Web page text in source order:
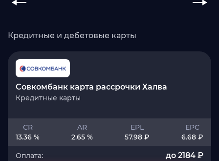
Кредитные и дебетовые карты
Совкомбанк карта рассрочки Халва
Кредитные карты
CR
13.36 %
AR
2.65 %
EPL
57.98 ₽
EPC
6.68 ₽
Оплата: до 2184 ₽